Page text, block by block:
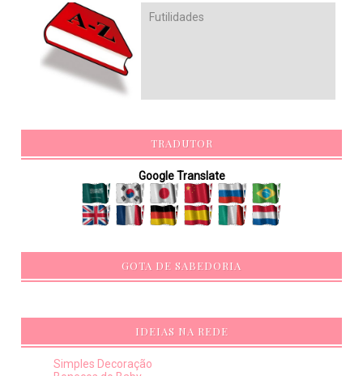
Futilidades
TRADUTOR
Google Translate
GOTA DE SABEDORIA
IDEIAS NA REDE
Simples Decoração